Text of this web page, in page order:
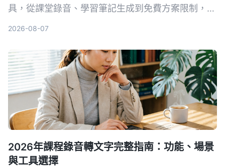
具，從課堂錄音、學習筆記生成到免費方案限制，5
2026-08-07
2026年課程錄音轉文字完整指南：功能、場景
與工具選擇